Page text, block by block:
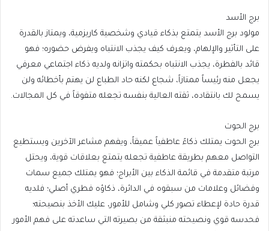
برج الأسد
مولود برج الأسد يتمتع بذكاء قيادي وشخصية كاريزمية، ويمتاز بالقدرة
على التأثير والإلهام، ويعرف كيف يجذب الانتباه ويفرض حضوره؛ فهو
قائد بالفطرة، يجذب الانتباه بحكمته واتزانه ولديه ذكاء اجتماعي معرفي
يجعل منه رئيساً ممتازاً، شجاع لكنه حاد الطباع لن يهتم بأخطائه ولن
يسمح لك بانتقاده، ثقته العالية بنفسه تجعله متفوقاً في كل المجالات.
برج الحوت
برج الحوت يمتلك ذكاءً عاطفياً عميقاً، ويفهم مشاعر الآخرين ويستطيع
التواصل معهم بطريقة عاطفية تجعله يتمتع بعلاقات قوية، ويحتل
مرتبة متقدمة في قائمة الذكاء بين الأبراج؛ فهو يمتلك جميع سمات
وفضائل وعلامات من سبقوه في الدائرة، ذكاؤه فطري أصلي؛ فلديه
قدرة حادة لإعطاء تصور كلي وشامل للأمور، عليك الأخذ بنصيحته؛
فحدسه قوي ونصيحته منبثقة من بصيرته التي ساعدته على فهم الأمور